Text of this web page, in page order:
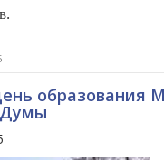
образования
Думы